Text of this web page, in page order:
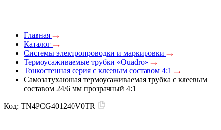
Главная
Каталог
Системы электропроводки и маркировки
Термоусаживаемые трубки «Quadro»
Тонкостенная серия с клеевым составом 4:1
Самозатухающая термоусаживаемая трубка c клеевым
составом 24/6 мм прозрачный 4:1
Код: TN4PCG401240V0TR